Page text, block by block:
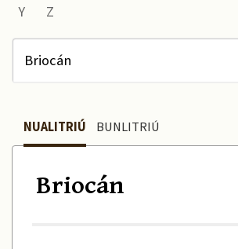
Y
Z
NUALITRIÚ BUNLITRIÚ
Briocán